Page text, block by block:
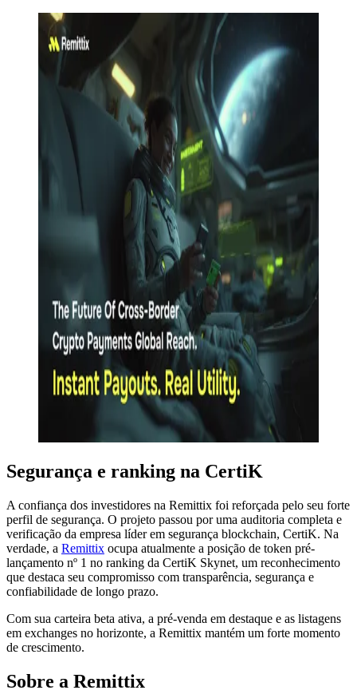
Segurança e ranking na CertiK
A confiança dos investidores na Remittix foi reforçada pelo seu forte
perfil de segurança. O projeto passou por uma auditoria completa e
verificação da empresa líder em segurança blockchain, CertiK. Na
verdade, a Remittix ocupa atualmente a posição de token pré-
lançamento nº 1 no ranking da CertiK Skynet, um reconhecimento
que destaca seu compromisso com transparência, segurança e
confiabilidade de longo prazo.
Com sua carteira beta ativa, a pré-venda em destaque e as listagens
em exchanges no horizonte, a Remittix mantém um forte momento
de crescimento.
Sobre a Remittix